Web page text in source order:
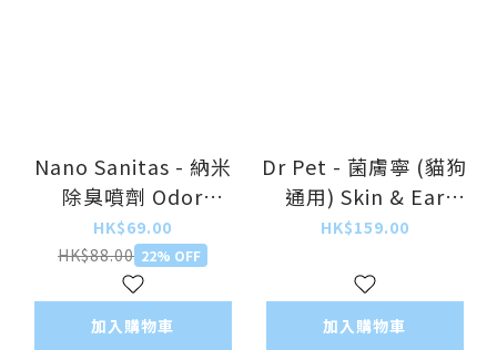
Nano Sanitas - 納米
除臭噴劑 Odor
Vanish 250ml
HK$69.00
HK$88.00 22% OFF
加入購物車
Dr Pet - 菌膚寧 (貓狗
通用) Skin & Ear
Sanitizer Peotection
HK$159.00
加入購物車